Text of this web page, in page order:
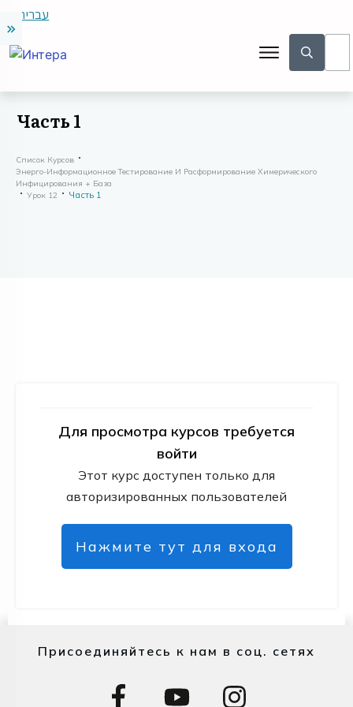
עברית
Часть 1
Список Курсов
Энерго-Информационное Тестирование И Расформирование Химерического
Инфицирования + База
Урок 12
Часть 1
Для просмотра курсов требуется
войти
Этот курс доступен только для
авторизированных пользователей
Нажмите тут для входа
Присоединяйтесь к нам в соц. сетях